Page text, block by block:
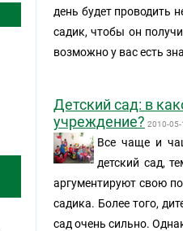
день будет проводить
садик, чтобы он
возможно у вас есть
Детский сад: в
учреждение? 2010-05-
Все чаще и
детский сад,
аргументируют свою
садика. Более того,
сад очень сильно.